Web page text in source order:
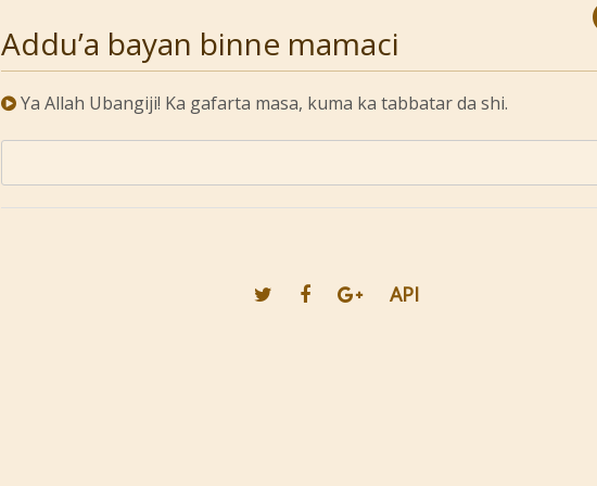
Addu’a bayan binne mamaci
Ya Allah Ubangiji! Ka gafarta masa, kuma ka tabbatar da shi.
API